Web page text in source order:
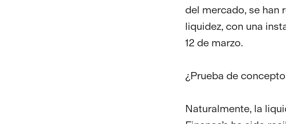
del mercado, se han
liquidez, con una
12 de marzo.
¿Prueba de
Naturalmente, la